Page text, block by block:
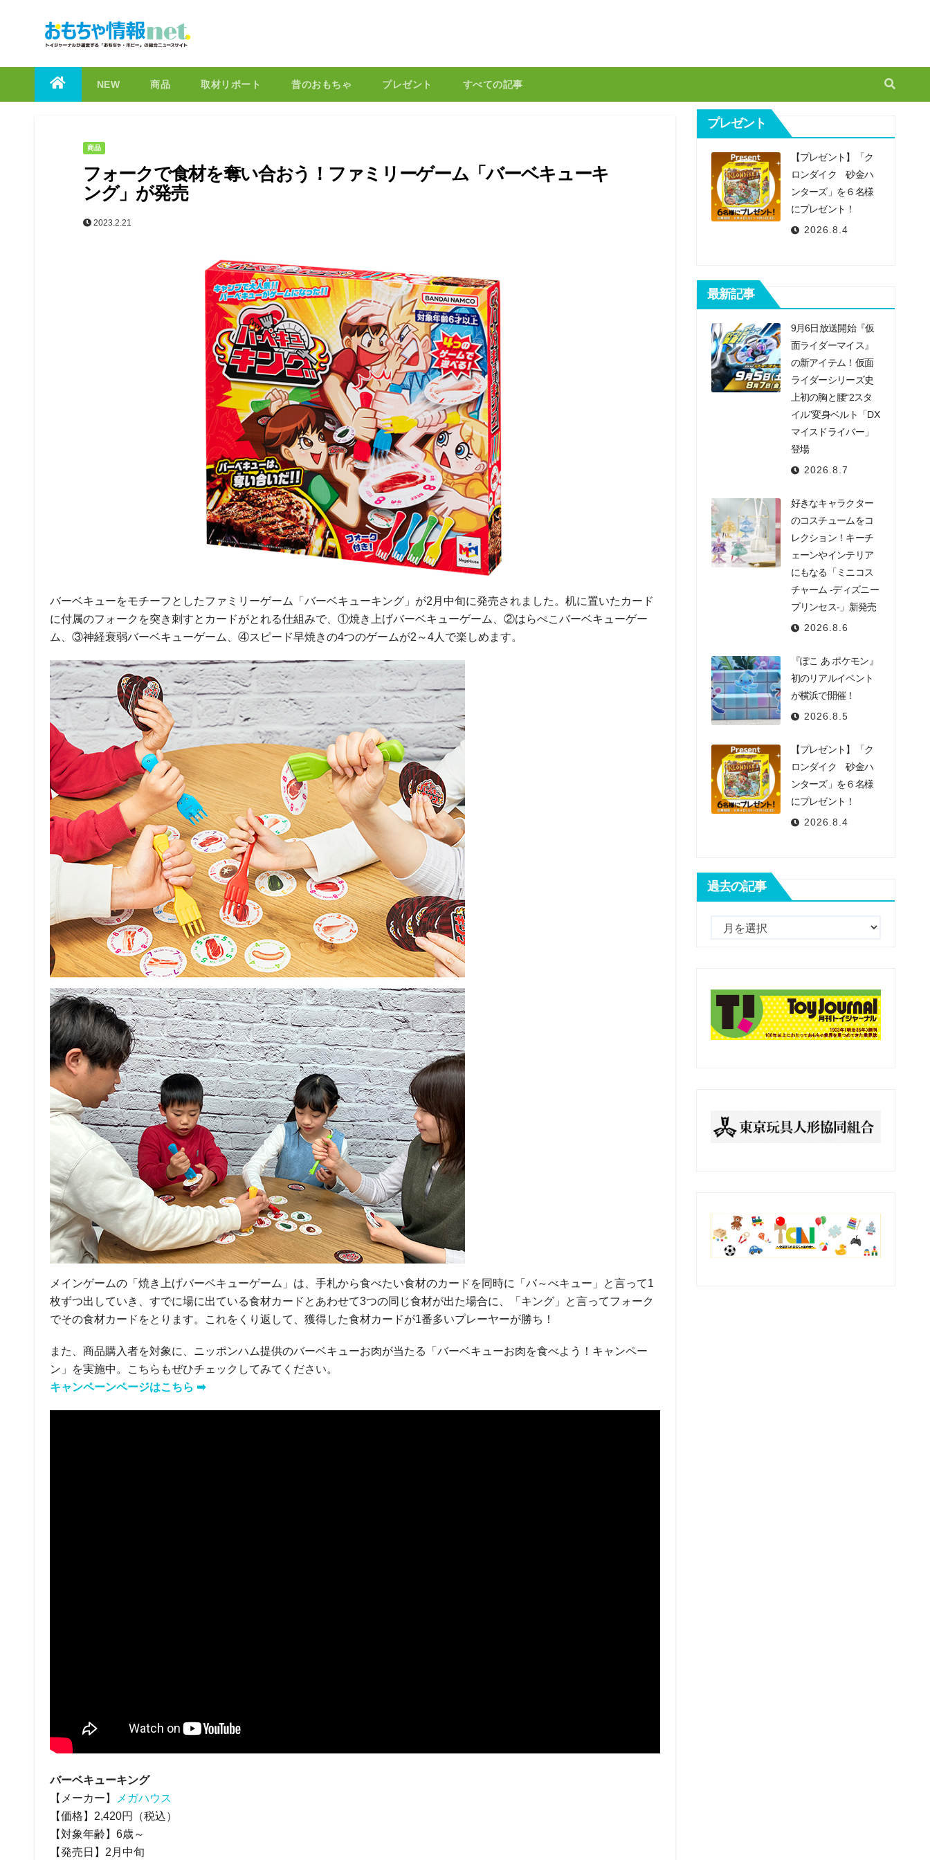
NEW 商品 取材リポート 昔のおもちゃ プレゼント すべての記事
商品
フォークで食材を奪い合おう！ファミリーゲーム「バーベキューキ
ング」が発売
2023.2.21
バーベキューをモチーフとしたファミリーゲーム「バーベキューキング」が2月中旬に発売されました。机に置いたカード
に付属のフォークを突き刺すとカードがとれる仕組みで、①焼き上げバーベキューゲーム、②はらぺこバーベキューゲー
ム、③神経衰弱バーベキューゲーム、④スピード早焼きの4つのゲームが2～4人で楽しめます。
メインゲームの「焼き上げバーベキューゲーム」は、手札から食べたい食材のカードを同時に「バ～べキュー」と言って1
枚ずつ出していき、すでに場に出ている食材カードとあわせて3つの同じ食材が出た場合に、「キング」と言ってフォーク
でその食材カードをとります。これをくり返して、獲得した食材カードが1番多いプレーヤーが勝ち！
また、商品購入者を対象に、ニッポンハム提供のバーベキューお肉が当たる「バーベキューお肉を食べよう！キャンペー
ン」を実施中。こちらもぜひチェックしてみてください。
キャンペーンページはこちら ➡
バーベキューキング
【メーカー】
メガハウス
【価格】2,420円（税込）
【対象年齢】6歳～
【発売日】2月中旬
プレゼント
【プレゼント】「ク
ロンダイク 砂金ハ
ンターズ」を６名様
にプレゼント！
2026.8.4
最新記事
9月6日放送開始『仮
面ライダーマイス』
の新アイテム！仮面
ライダーシリーズ史
上初の胸と腰“2スタ
イル”変身ベルト「DX
マイスドライバー」
登場
2026.8.7
好きなキャラクター
のコスチュームをコ
レクション！キーチ
ェーンやインテリア
にもなる「ミニコス
チャーム -ディズニー
プリンセス-」新発売
2026.8.6
『ぽこ あ ポケモン』
初のリアルイベント
が横浜で開催！
2026.8.5
【プレゼント】「ク
ロンダイク 砂金ハ
ンターズ」を６名様
にプレゼント！
2026.8.4
過去の記事
記
事